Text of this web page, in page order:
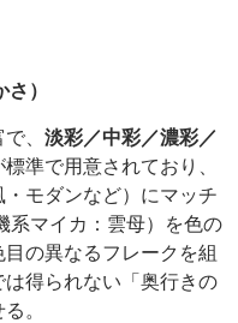
）
、 淡彩／中彩／濃彩／
準で用意されており、
モダンなど）にマッチ
系マイカ：雲母）を色の
の異なるフレークを組
得られない「奥行きの
。